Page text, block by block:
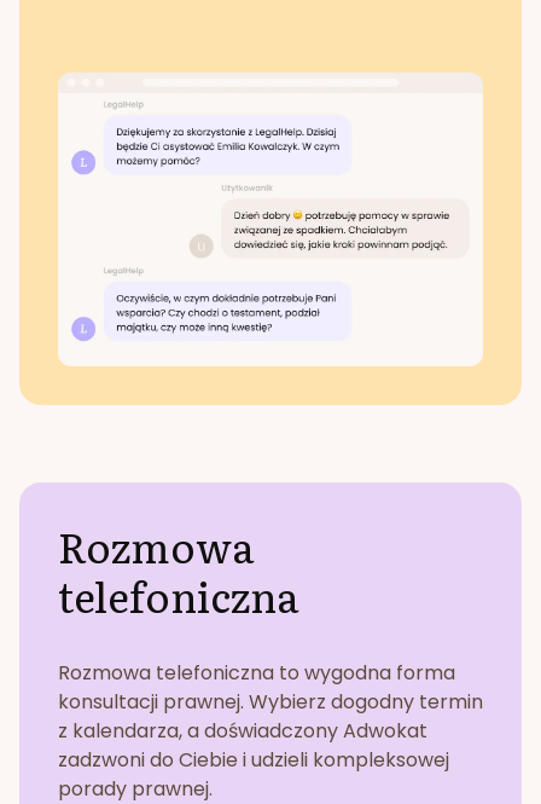
Rozmowa
telefoniczna
Rozmowa telefoniczna to wygodna forma
konsultacji prawnej. Wybierz dogodny termin
z kalendarza, a doświadczony Adwokat
zadzwoni do Ciebie i udzieli kompleksowej
porady prawnej.